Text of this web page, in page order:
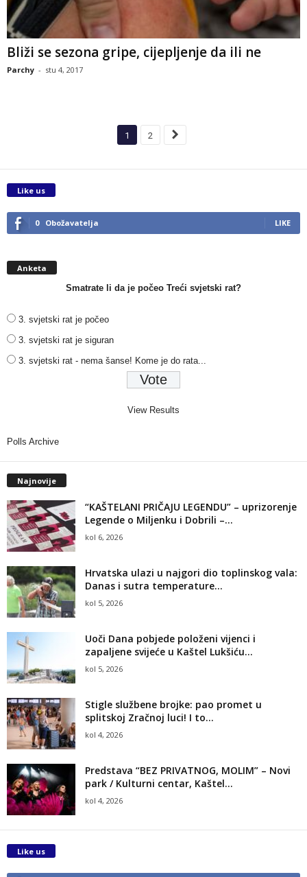
Bliži se sezona gripe, cijepljenje da ili ne
Parchy - stu 4, 2017
1 2
Like us
0 Obožavatelja LIKE
Anketa
Smatrate li da je počeo Treći svjetski rat?
3. svjetski rat je počeo
3. svjetski rat je siguran
3. svjetski rat - nema šanse! Kome je do rata...
View Results
Polls Archive
Najnovije
“KAŠTELANI PRIČAJU LEGENDU” – uprizorenje
Legende o Miljenku i Dobrili –...
kol 6, 2026
Hrvatska ulazi u najgori dio toplinskog vala:
Danas i sutra temperature...
kol 5, 2026
Uoči Dana pobjede položeni vijenci i
zapaljene svijeće u Kaštel Lukšiću...
kol 5, 2026
Stigle službene brojke: pao promet u
splitskoj Zračnoj luci! I to...
kol 4, 2026
Predstava “BEZ PRIVATNOG, MOLIM” – Novi
park / Kulturni centar, Kaštel...
kol 4, 2026
Like us